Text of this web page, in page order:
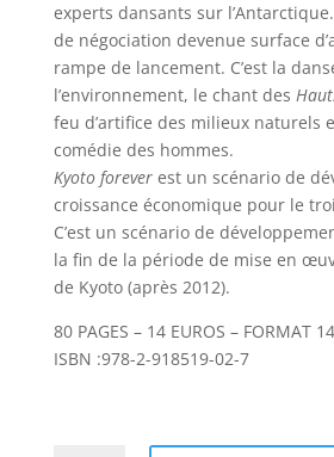
experts dansants sur
de négociation devenue surface
rampe de lancement. C’est la
l’environnement, le chant des
feu d’artifice des milieux naturels
comédie des hommes.
Kyoto foreverest un scénario de
croissance économique pour le
C’est un scénario de
la fin de la période de mise en
de Kyoto (après 2012).
80 PAGES – 14 EUROS – FORMAT
ISBN :978-2-918519-02-7